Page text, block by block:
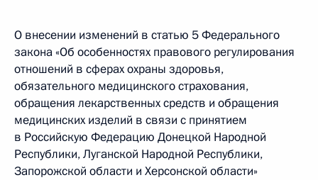
О внесении изменений в статью 5 Федерального
закона «Об особенностях правового регулирования
отношений в сферах охраны здоровья,
обязательного медицинского страхования,
обращения лекарственных средств и обращения
медицинских изделий в связи с принятием
в Российскую Федерацию Донецкой Народной
Республики, Луганской Народной Республики,
Запорожской области и Херсонской области»